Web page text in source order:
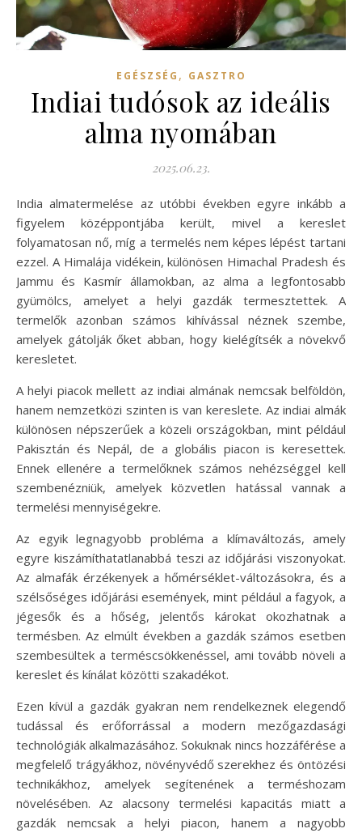
EGÉSZSÉG , GASZTRO
Indiai tudósok az ideális
alma nyomában
2025.06.23.
India almatermelése az utóbbi években egyre inkább a
figyelem középpontjába került, mivel a kereslet
folyamatosan nő, míg a termelés nem képes lépést tartani
ezzel. A Himalája vidékein, különösen Himachal Pradesh és
Jammu és Kasmír államokban, az alma a legfontosabb
gyümölcs, amelyet a helyi gazdák termesztettek. A
termelők azonban számos kihívással néznek szembe,
amelyek gátolják őket abban, hogy kielégítsék a növekvő
keresletet.
A helyi piacok mellett az indiai almának nemcsak belföldön,
hanem nemzetközi szinten is van kereslete. Az indiai almák
különösen népszerűek a közeli országokban, mint például
Pakisztán és Nepál, de a globális piacon is keresettek.
Ennek ellenére a termelőknek számos nehézséggel kell
szembenézniük, amelyek közvetlen hatással vannak a
termelési mennyiségekre.
Az egyik legnagyobb probléma a klímaváltozás, amely
egyre kiszámíthatatlanabbá teszi az időjárási viszonyokat.
Az almafák érzékenyek a hőmérséklet-változásokra, és a
szélsőséges időjárási események, mint például a fagyok, a
jégesők és a hőség, jelentős károkat okozhatnak a
termésben. Az elmúlt években a gazdák számos esetben
szembesültek a terméscsökkenéssel, ami tovább növeli a
kereslet és kínálat közötti szakadékot.
Ezen kívül a gazdák gyakran nem rendelkeznek elegendő
tudással és erőforrással a modern mezőgazdasági
technológiák alkalmazásához. Sokuknak nincs hozzáférése a
megfelelő trágyákhoz, növényvédő szerekhez és öntözési
technikákhoz, amelyek segítenének a terméshozam
növelésében. Az alacsony termelési kapacitás miatt a
gazdák nemcsak a helyi piacon, hanem a nagyobb